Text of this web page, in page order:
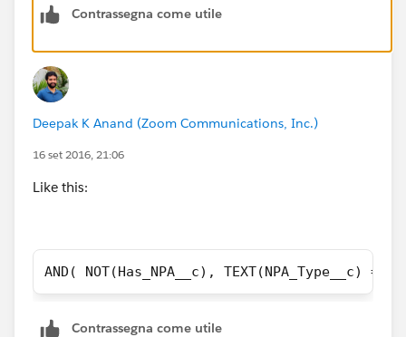
Contrassegna come utile
Deepak K Anand (‎‎‎‎‎‎Zoom Communications, Inc.)
16 set 2016, 21:06
Like this:
AND( NOT(Has_NPA__c), TEXT(NPA_Type__c) =
Contrassegna come utile